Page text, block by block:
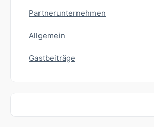
Partnerunternehmen
Allgemein
Gastbeiträge